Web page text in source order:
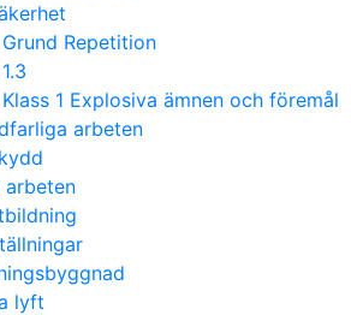
Repetition
1 Explosiva ämnen och föremål
arbeten
arbeten
lyft